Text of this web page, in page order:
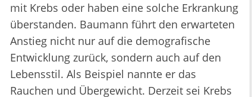
mit Krebs oder haben eine solche Erkrankung
überstanden. Baumann führt den erwarteten
Anstieg nicht nur auf die demografische
Entwicklung zurück, sondern auch auf den
Lebensstil. Als Beispiel nannte er das
Rauchen und Übergewicht. Derzeit sei Krebs